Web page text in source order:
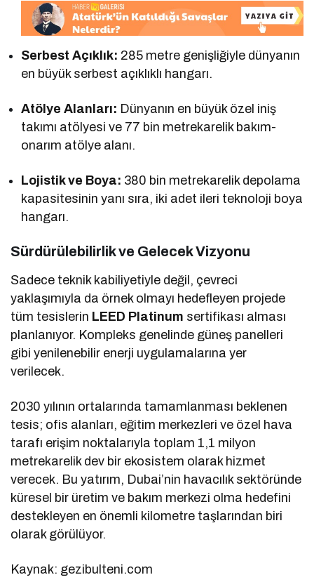
Serbest Açıklık: 285 metre genişliğiyle dünyanın
en büyük serbest açıklıklı hangarı.
Atölye Alanları: Dünyanın en büyük özel iniş
takımı atölyesi ve 77 bin metrekarelik bakım-
onarım atölye alanı.
Lojistik ve Boya: 380 bin metrekarelik depolama
kapasitesinin yanı sıra, iki adet ileri teknoloji boya
hangarı.
Sürdürülebilirlik ve Gelecek Vizyonu
Sadece teknik kabiliyetiyle değil, çevreci
yaklaşımıyla da örnek olmayı hedefleyen projede
tüm tesislerin LEED Platinum sertifikası alması
planlanıyor. Kompleks genelinde güneş panelleri
gibi yenilenebilir enerji uygulamalarına yer
verilecek.
2030 yılının ortalarında tamamlanması beklenen
tesis; ofis alanları, eğitim merkezleri ve özel hava
tarafı erişim noktalarıyla toplam 1,1 milyon
metrekarelik dev bir ekosistem olarak hizmet
verecek. Bu yatırım, Dubai’nin havacılık sektöründe
küresel bir üretim ve bakım merkezi olma hedefini
destekleyen en önemli kilometre taşlarından biri
olarak görülüyor.
Kaynak: gezibulteni.com